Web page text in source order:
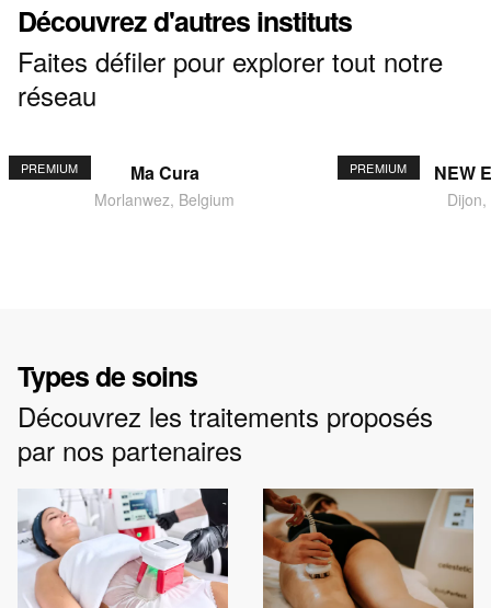
Découvrez d'autres instituts
Faites défiler pour explorer tout notre
réseau
PREMIUM Ma Cura
Morlanwez, Belgium
PREMIUM NEW
Types de soins
Découvrez les traitements proposés
par nos partenaires